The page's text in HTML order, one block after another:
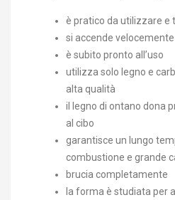
è pratico da utilizzare e
si accende
è subito pronto all’uso
utilizza solo legno e
alta qualità
il legno di ontano dona
al cibo
garantisce un lungo
combustione e grande
brucia completamente
la forma è studiata per